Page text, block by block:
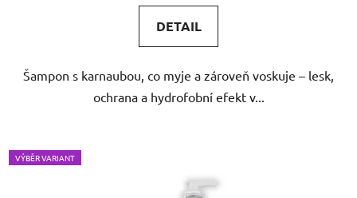
DETAIL
Šampon s karnaubou, co myje a zároveň voskuje – lesk,
ochrana a hydrofobní efekt v...
VÝBĚR VARIANT